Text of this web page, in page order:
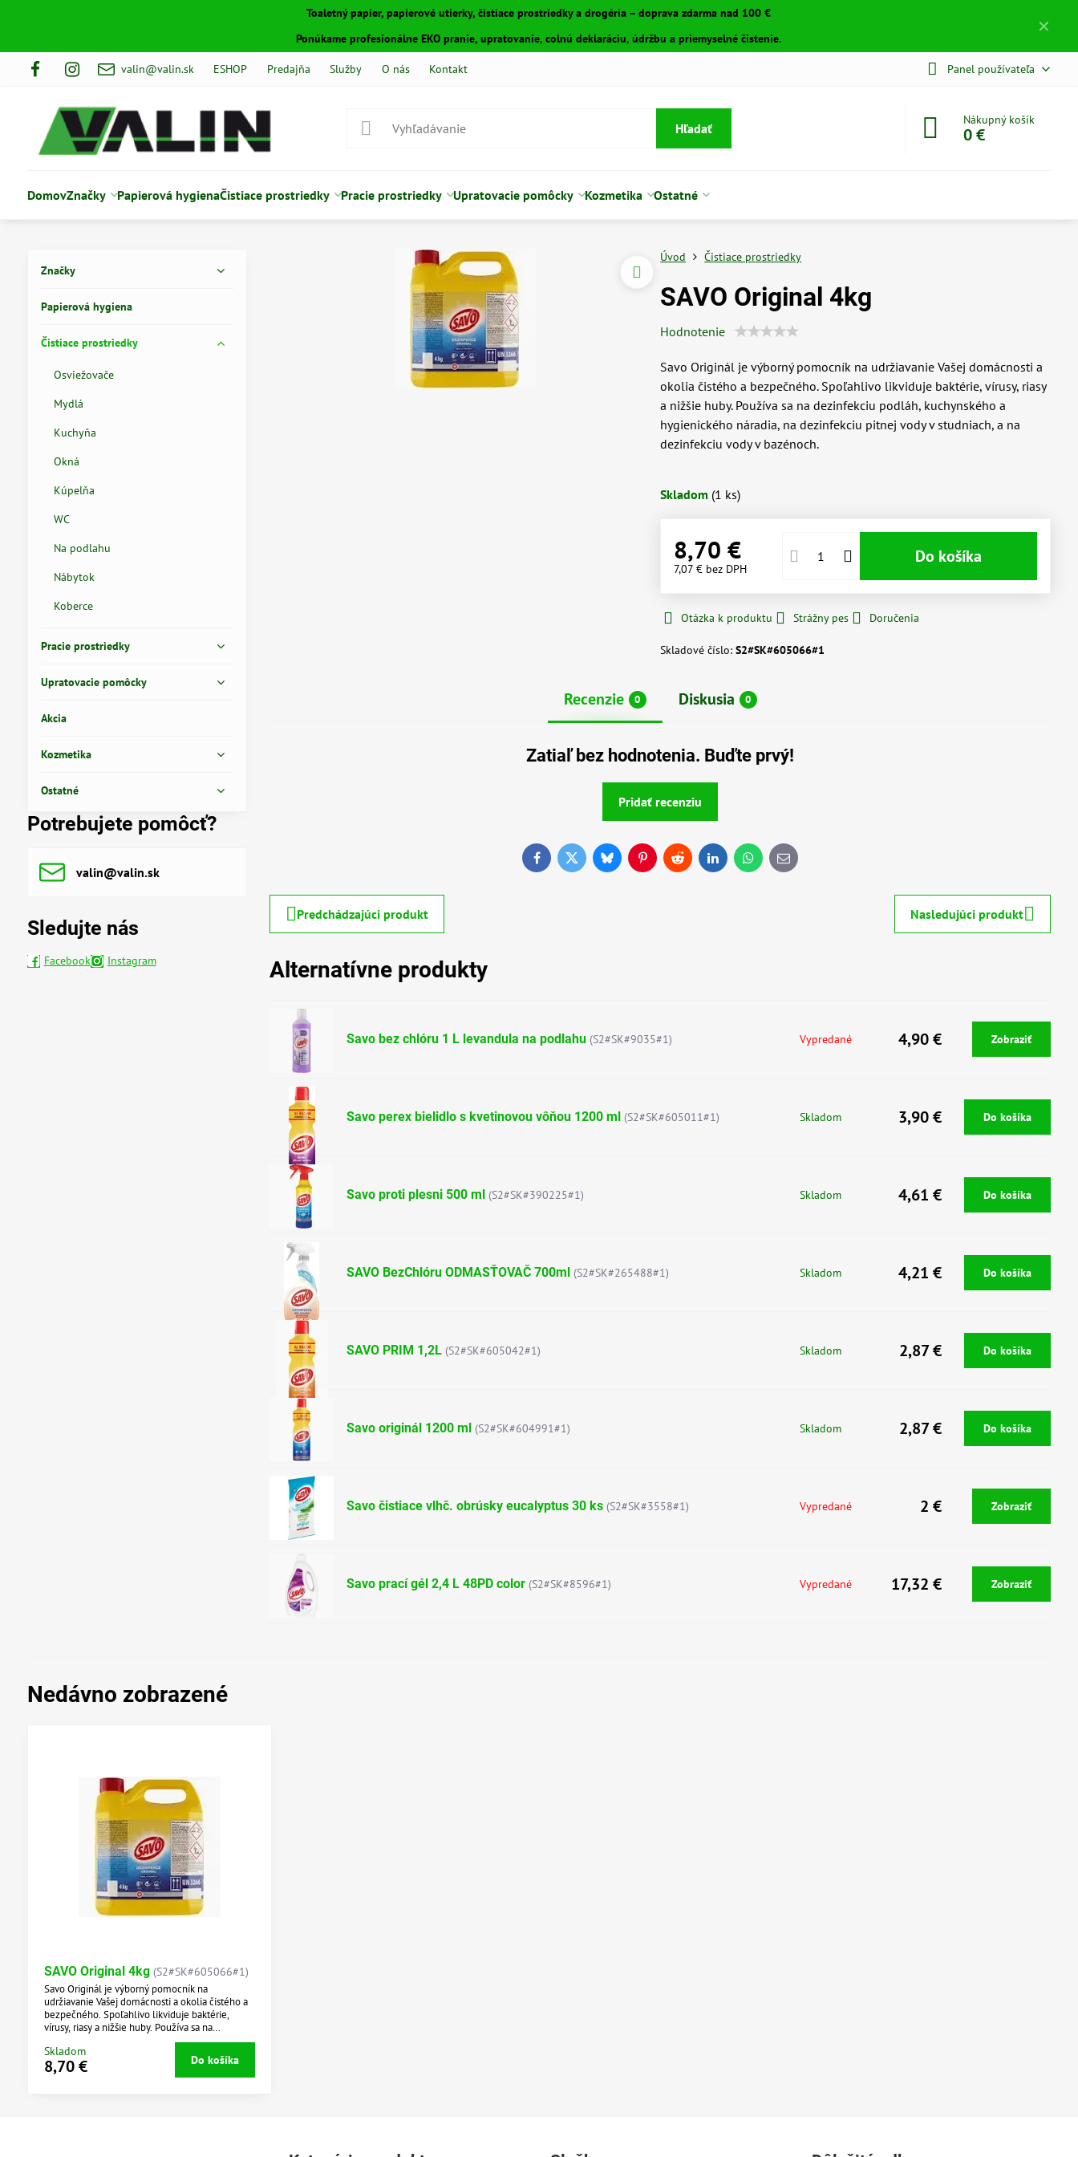
✕
Toaletný papier, papierové utierky, čistiace prostriedky a drogéria – doprava zdarma nad 100 €
Ponúkame profesionálne EKO pranie, upratovanie, colnú deklaráciu, údržbu a priemyselné čistenie.
valin@valin.sk ESHOP Predajňa Služby O nás Kontakt Panel používateľa
Hľadať
Nákupný košík
0 €
DomovZnačky Papierová hygienaČistiace prostriedky Pracie prostriedky Upratovacie pomôcky Kozmetika Ostatné
Úvod Čistiace prostriedky
SAVO Original 4kg
Hodnotenie
Savo Originál je výborný pomocník na udržiavanie Vašej domácnosti a
okolia čistého a bezpečného. Spoľahlivo likviduje baktérie, vírusy, riasy
a nižšie huby. Používa sa na dezinfekciu podláh, kuchynského a
hygienického náradia, na dezinfekciu pitnej vody v studniach, a na
dezinfekciu vody v bazénoch.
Skladom (1 ks)
8,70 €
7,07 € bez DPH
Do košíka
Otázka k produktu Strážny pes Doručenia
Skladové číslo:S2#SK#605066#1
Recenzie 0 Diskusia 0
Zatiaľ bez hodnotenia. Buďte prvý!
Pridať recenziu
FacebookTwitterBlueskyPinterestRedditLinkedInWhatsApp
E-
mail
Predchádzajúci produkt Nasledujúci produkt
Alternatívne produkty
Savo bez chlóru 1 L levandula na podlahu (S2#SK#9035#1) Vypredané 4,90 € Zobraziť
Savo perex bielidlo s kvetinovou vôňou 1200 ml (S2#SK#605011#1) Skladom 3,90 € Do košíka
Savo proti plesni 500 ml (S2#SK#390225#1) Skladom 4,61 € Do košíka
SAVO BezChlóru ODMASŤOVAČ 700ml (S2#SK#265488#1) Skladom 4,21 € Do košíka
SAVO PRIM 1,2L (S2#SK#605042#1) Skladom 2,87 € Do košíka
Savo originál 1200 ml (S2#SK#604991#1) Skladom 2,87 € Do košíka
Savo čistiace vlhč. obrúsky eucalyptus 30 ks (S2#SK#3558#1) Vypredané 2 € Zobraziť
Savo prací gél 2,4 L 48PD color (S2#SK#8596#1) Vypredané 17,32 € Zobraziť
Značky
Papierová hygiena
Čistiace prostriedky
Osviežovače
Mydlá
Kuchyňa
Okná
Kúpelňa
WC
Na podlahu
Nábytok
Koberce
Pracie prostriedky
Upratovacie pomôcky
Akcia
Kozmetika
Ostatné
Potrebujete pomôcť?
valin​@valin​.sk
Sledujte nás
Facebook Instagram
Nedávno zobrazené
SAVO Original 4kg (S2#SK#605066#1)
Savo Originál je výborný pomocník na
udržiavanie Vašej domácnosti a okolia čistého a
bezpečného. Spoľahlivo likviduje baktérie,
vírusy, riasy a nižšie huby. Používa sa na
dezinfekciu podláh, kuchynského a
hygienického náradia, na dezinfekciu pitnej vody
v studniach, a na dezinfekciu vody v bazénoch.
Skladom
8,70 € Do košíka